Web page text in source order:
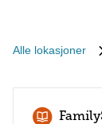
Alle lokasjoner